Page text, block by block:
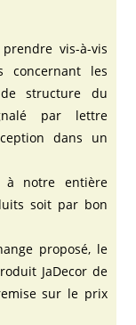
vis-à-vis
concernant les
structure du
par lettre
dans un
à notre entière
soit par bon
proposé, le
JaDecor de
sur le prix